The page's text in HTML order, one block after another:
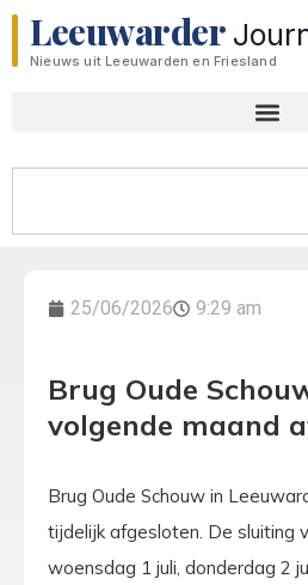
Leeuwarder
Nieuws uit Leeuwarden en Friesland
25/06/2026 9:29 am
Brug Oude
volgende maand
Brug Oude Schouw in
tijdelijk afgesloten. De sluiting
woensdag 1 juli, donderdag 2